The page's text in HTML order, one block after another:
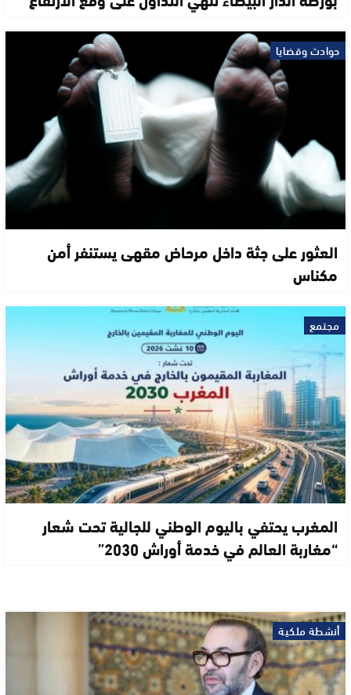
حوادث وقضايا
العثور على جثة داخل مرحاض مقهى يستنفر أمن
مكناس
مجتمع
المغرب يحتفي باليوم الوطني للجالية تحت شعار
“مغاربة العالم في خدمة أوراش 2030”
أنشطة ملكية